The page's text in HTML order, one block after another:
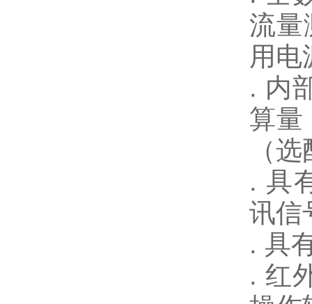
流量
用电
. 内
算量
（
. 具
讯信
. 具
. 红